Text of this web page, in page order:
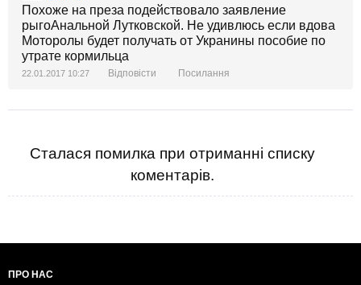
Похоже на преза подействовало заявление
рыгоАнальной Лутковской. Не удивлюсь если вдова
Моторолы будет получать от Укранины пособие по
утрате кормильца
22.01.2017 10:27 Відповісти Посилання
Сталася помилка при отриманні списку
коментарів.
ПРО НАС